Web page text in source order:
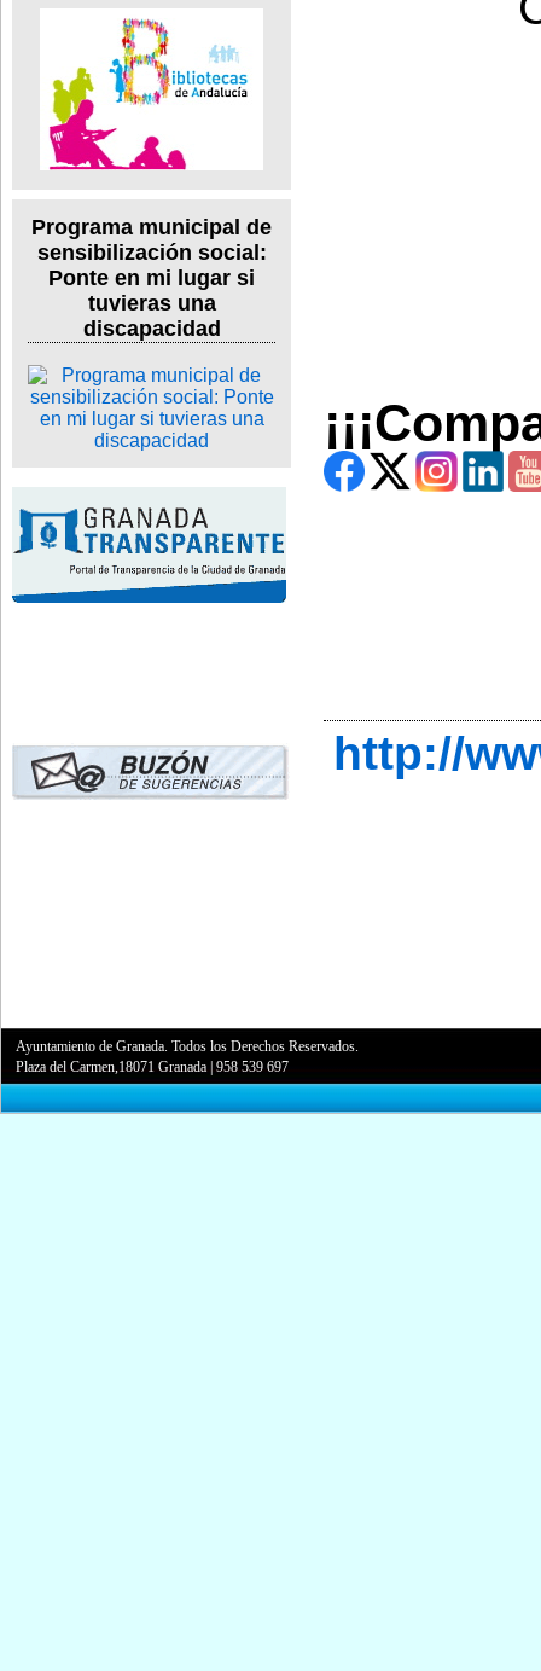
Programa municipal de
sensibilización social:
Ponte en mi lugar si
tuvieras una
discapacidad
http://
Ayuntamiento de Granada. Todos los Derechos Reservados.
Plaza del Carmen,18071 Granada |958 539 697